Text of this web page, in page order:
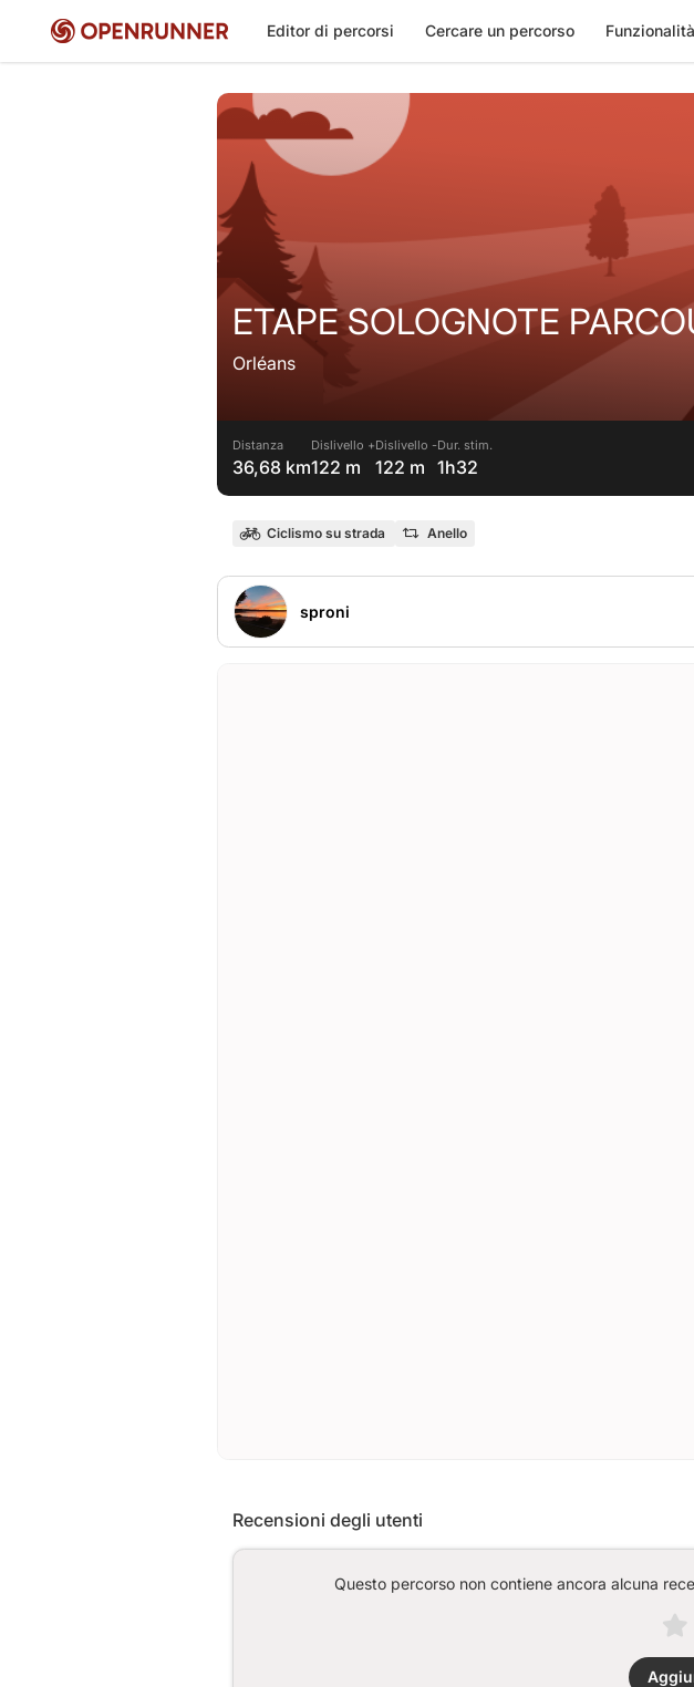
Editor di percorsi Cercare un percorso Funzionalità
ETAPE SOLOGNOTE
Orléans
Distanza
36,68 km
Dislivello +
122 m
Dislivello -
122 m
Dur. stim.
1h32
Ciclismo su strada Anello
sproni
Recensioni degli utenti
Questo percorso non contiene ancora alcuna